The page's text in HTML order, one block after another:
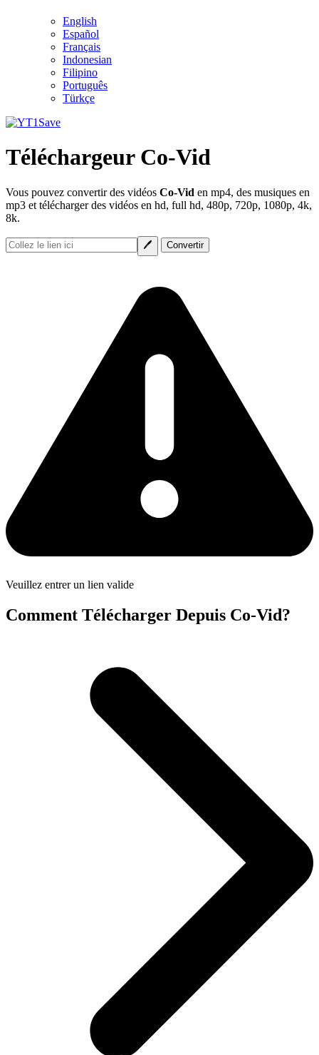
English
Español
Français
Indonesian
Filipino
Português
Türkçe
Téléchargeur Co-Vid
Vous pouvez convertir des vidéos Co-Vid en mp4, des musiques en
mp3 et télécharger des vidéos en hd, full hd, 480p, 720p, 1080p, 4k,
8k.
Veuillez entrer un lien valide
Comment Télécharger Depuis Co-Vid?